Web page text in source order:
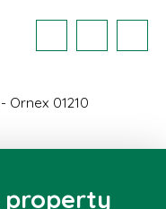
Ornex 01210
property